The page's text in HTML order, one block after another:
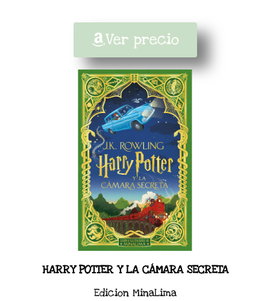
Ver precio
HARRY POTTER Y LA CÁMARA SECRETA
Edicion MinaLima